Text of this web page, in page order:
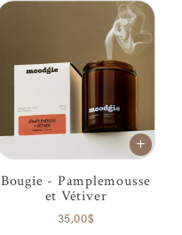
Bougie - Pamplemousse
et Vétiver
35,00$